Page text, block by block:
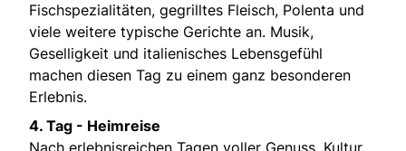
Fischspezialitäten, gegrilltes Fleisch, Polenta und
viele weitere typische Gerichte an. Musik,
Geselligkeit und italienisches Lebensgefühl
machen diesen Tag zu einem ganz besonderen
Erlebnis.
4. Tag - Heimreise